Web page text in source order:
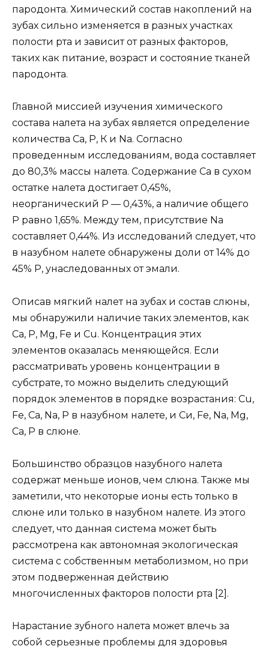
пародонта. Химический состав накоплений на
зубах сильно изменяется в разных участках
полости рта и зависит от разных факторов,
таких как питание, возраст и состояние тканей
пародонта.
Главной миссией изучения химического
состава налета на зубах является определение
количества Са, Р, К и Na. Согласно
проведенным исследованиям, вода составляет
до 80,3% массы налета. Содержание Са в сухом
остатке налета достигает 0,45%,
неорганический Р — 0,43%, а наличие общего
Р равно 1,65%. Между тем, присутствие Na
составляет 0,44%. Из исследований следует, что
в назубном налете обнаружены доли от 14% до
45% Р, унаследованных от эмали.
Описав мягкий налет на зубах и состав слюны,
мы обнаружили наличие таких элементов, как
Са, Р, Mg, Fe и Сu. Концентрация этих
элементов оказалась меняющейся. Если
рассматривать уровень концентрации в
субстрате, то можно выделить следующий
порядок элементов в порядке возрастания: Сu,
Fe, Са, Na, Р в назубном налете, и Си, Fe, Na, Mg,
Са, Р в слюне.
Большинство образцов назубного налета
содержат меньше ионов, чем слюна. Также мы
заметили, что некоторые ионы есть только в
слюне или только в назубном налете. Из этого
следует, что данная система может быть
рассмотрена как автономная экологическая
система с собственным метаболизмом, но при
этом подверженная действию
многочисленных факторов полости рта [2].
Нарастание зубного налета может влечь за
собой серьезные проблемы для здоровья